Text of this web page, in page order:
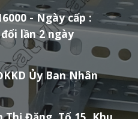
- Ngày cấp :
lần 2 ngày
Ủy Ban Nhân